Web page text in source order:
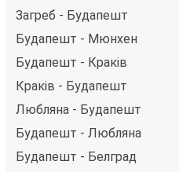
Загреб - Будапешт
Будапешт - Мюнхен
Будапешт - Краків
Краків - Будапешт
Любляна - Будапешт
Будапешт - Любляна
Будапешт - Белград